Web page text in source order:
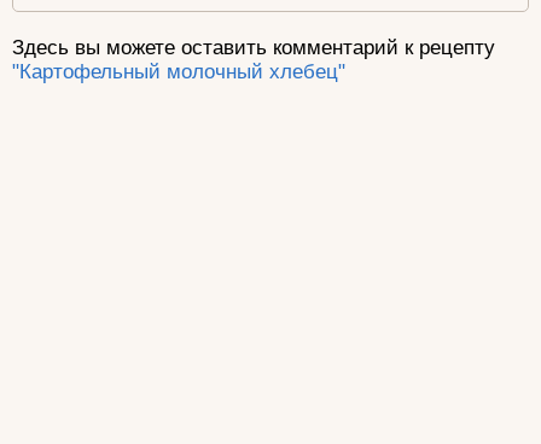
Здесь вы можете оставить комментарий к рецепту
"Картофельный молочный хлебец"